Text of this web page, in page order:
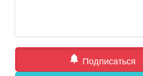
notifications Подписаться